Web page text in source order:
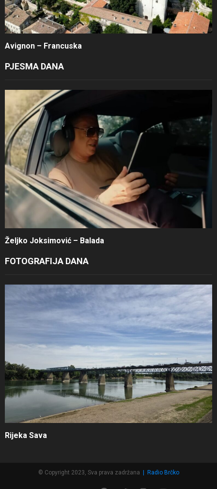
Avignon – Francuska
PJESMA DANA
Željko Joksimović – Balada
FOTOGRAFIJA DANA
Rijeka Sava
© Copyright 2023, Sva prava zadržana Radio Brčko